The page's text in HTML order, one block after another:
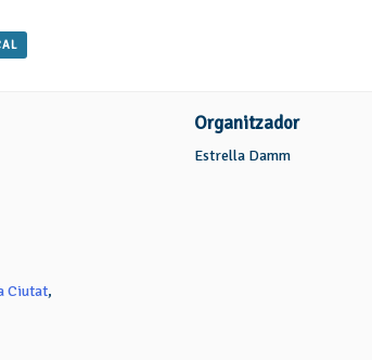
Ciutat,
Organitzador
Estrella Damm